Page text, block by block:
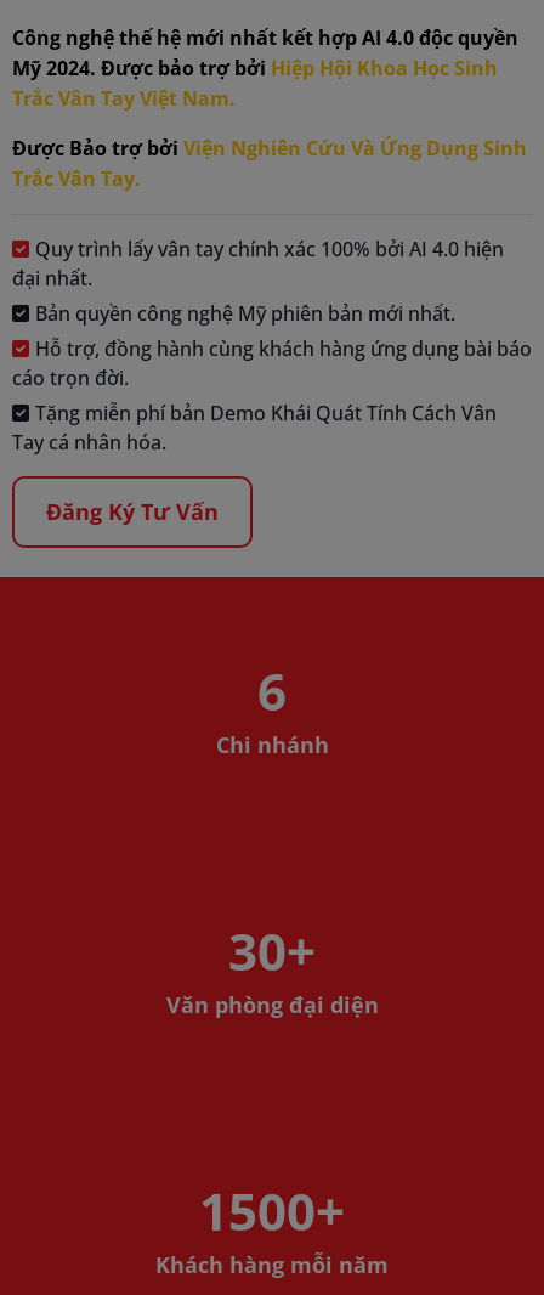
Công nghệ thế hệ mới nhất kết hợp AI 4.0 độc quyền
Mỹ 2024. Được bảo trợ bởi Hiệp Hội Khoa Học Sinh
Trắc Vân Tay Việt Nam.
Được Bảo trợ bởi Viện Nghiên Cứu Và Ứng Dụng Sinh
Trắc Vân Tay.
Quy trình lấy vân tay chính xác 100% bởi AI 4.0 hiện
đại nhất.
Bản quyền công nghệ Mỹ phiên bản mới nhất.
Hỗ trợ, đồng hành cùng khách hàng ứng dụng bài báo
cáo trọn đời.
Tặng miễn phí bản Demo Khái Quát Tính Cách Vân
Tay cá nhân hóa.
Đăng Ký Tư Vấn
6
Chi nhánh
30+
Văn phòng đại diện
1500+
Khách hàng mỗi năm